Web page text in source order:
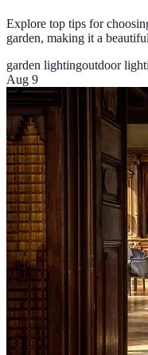
Explore top tips for
garden, making it a
garden lightingoutdoor
Aug 9